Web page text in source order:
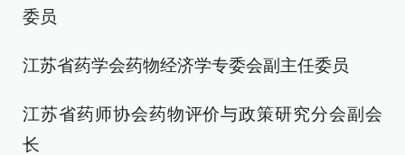
委员
江苏省药学会药物经济学专委会副主任委员
江苏省药师协会药物评价与政策研究分会副会
长